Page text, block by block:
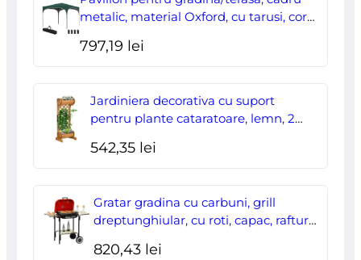
fost:
178,00 lei.
metalic, material Oxford, cu tarusi, corzi
2.95×2.95×2.55 m
797,19 lei
Jardiniera decorativa cu suport
pentru plante cataratoare, lemn, 2
542,35 lei
Gratar gradina cu carbuni, grill
dreptunghiular, cu roti, capac, rafturi,
820,43 lei